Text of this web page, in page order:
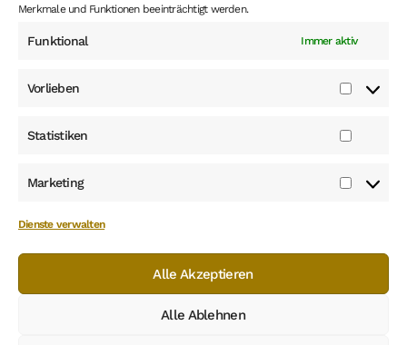
Merkmale und Funktionen beeinträchtigt werden.
Funktional Immer aktiv
Vorlieben
Statistiken
Marketing
Dienste verwalten
Alle Akzeptieren
Alle Ablehnen
*- Die Höhe der MwSt. in den gezeigten Preise im Shop
anderen EU Landes als Lieferadresse beim Abschluss
und hast ein anderes EU Land als Deutschland für die
© Aladin's Tierparadies 2026